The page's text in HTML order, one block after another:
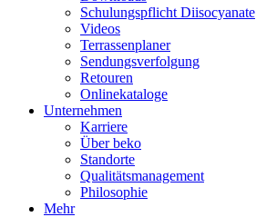
Schulungspflicht Diisocyanate
Videos
Terrassenplaner
Sendungsverfolgung
Retouren
Onlinekataloge
Unternehmen
Karriere
Über beko
Standorte
Qualitätsmanagement
Philosophie
Mehr